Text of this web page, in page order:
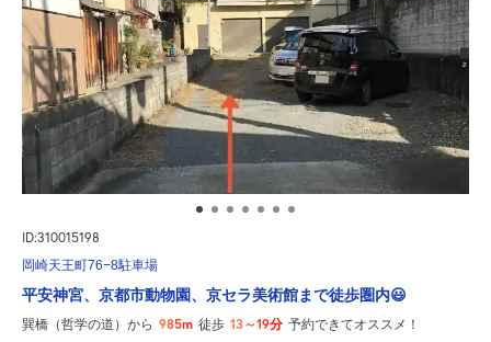
ID:310015198
岡崎天王町76−8駐車場
平安神宮、京都市動物園、京セラ美術館まで徒歩圏内😃
巽橋（哲学の道）から 985m 徒歩 13～19分 予約できてオススメ！